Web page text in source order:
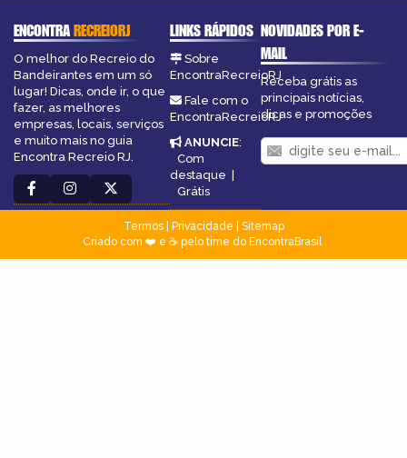
ENCONTRARECREIORJ
O melhor do Recreio do
Bandeirantes em um só
lugar! Dicas, onde ir, o que
fazer, as melhores
empresas, locais, serviços
e muito mais no guia
Encontra Recreio RJ.
LINKS RÁPIDOS
Sobre
EncontraRecreioRJ
Fale com o
EncontraRecreioRJ
ANUNCIE:
Com
destaque |
Grátis
NOVIDADES POR E-
MAIL
Receba grátis as
principais notícias,
dicas e promoções
Termos| Privacidade
Sitemap
Criado com ❤️ e ☕ pelo time do EncontraBrasil